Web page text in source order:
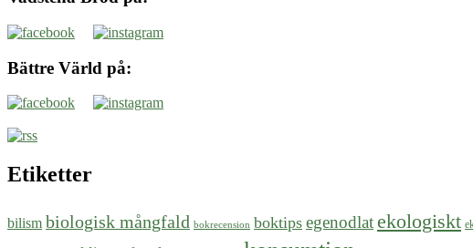
Bättre Värld på:
Etiketter
bilism biologisk mångfald bokrecension boktips egenodlat ekologiskt